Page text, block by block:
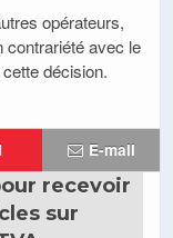
opérateurs,
contrariété avec le
décision.
E-mail
recevoir
sur